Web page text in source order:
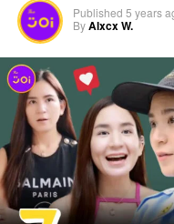
Published 5 years
ByAlxcx W.